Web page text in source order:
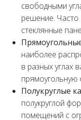
свободными
решение. Часто
стеклянные
наиболее
в разных углах
прямоугольную
Полукруглые
полукруглой
помещений с